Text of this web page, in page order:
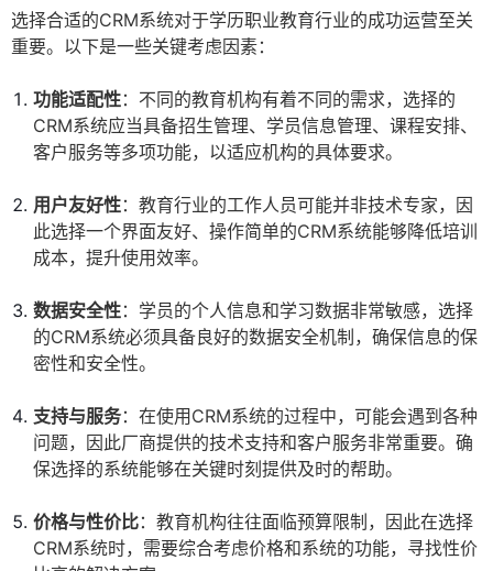
选择合适的CRM系统对于学历职业教育行业的成功运营至关
重要。以下是一些关键考虑因素：
功能适配性：不同的教育机构有着不同的需求，选择的
CRM系统应当具备招生管理、学员信息管理、课程安排、
客户服务等多项功能，以适应机构的具体要求。
用户友好性：教育行业的工作人员可能并非技术专家，因
此选择一个界面友好、操作简单的CRM系统能够降低培训
成本，提升使用效率。
数据安全性：学员的个人信息和学习数据非常敏感，选择
的CRM系统必须具备良好的数据安全机制，确保信息的保
密性和安全性。
支持与服务：在使用CRM系统的过程中，可能会遇到各种
问题，因此厂商提供的技术支持和客户服务非常重要。确
保选择的系统能够在关键时刻提供及时的帮助。
价格与性价比：教育机构往往面临预算限制，因此在选择
CRM系统时，需要综合考虑价格和系统的功能，寻找性价